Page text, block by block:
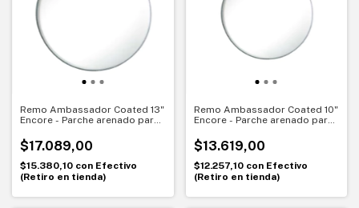
Remo Ambassador Coated 13"
Encore - Parche arenado para
BA
$17.089,00
$15.380,10 con Efectivo
(Retiro en tienda)
Remo Ambassador Coated 10"
Encore - Parche arenado para
BA
$13.619,00
$12.257,10 con Efectivo
(Retiro en tienda)